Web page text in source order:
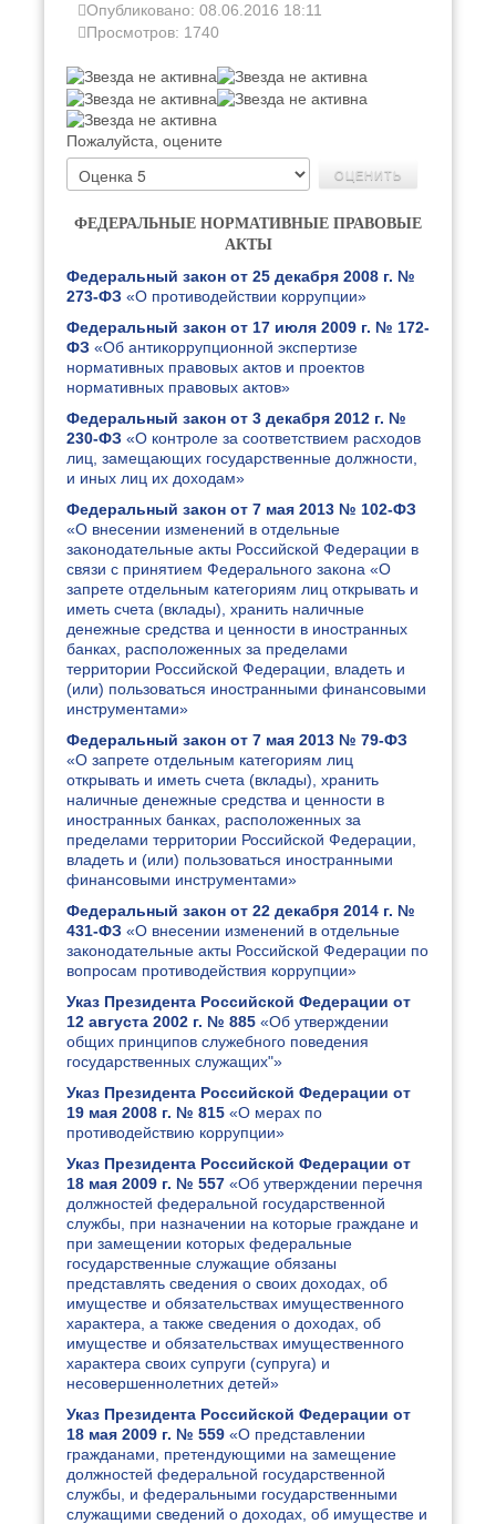
Опубликовано: 08.06.2016 18:11
Просмотров: 1740
Пожалуйста, оцените
ФЕДЕРАЛЬНЫЕ НОРМАТИВНЫЕ ПРАВОВЫЕ
АКТЫ
Федеральный закон от 25 декабря 2008 г. №
273-ФЗ «О противодействии коррупции»
Федеральный закон от 17 июля 2009 г. № 172-
ФЗ «Об антикоррупционной экспертизе
нормативных правовых актов и проектов
нормативных правовых актов»
Федеральный закон от 3 декабря 2012 г. №
230-ФЗ «О контроле за соответствием расходов
лиц, замещающих государственные должности,
и иных лиц их доходам»
Федеральный закон от 7 мая 2013 № 102-ФЗ
«О внесении изменений в отдельные
законодательные акты Российской Федерации в
связи с принятием Федерального закона «О
запрете отдельным категориям лиц открывать и
иметь счета (вклады), хранить наличные
денежные средства и ценности в иностранных
банках, расположенных за пределами
территории Российской Федерации, владеть и
(или) пользоваться иностранными финансовыми
инструментами»
Федеральный закон от 7 мая 2013 № 79-ФЗ
«О запрете отдельным категориям лиц
открывать и иметь счета (вклады), хранить
наличные денежные средства и ценности в
иностранных банках, расположенных за
пределами территории Российской Федерации,
владеть и (или) пользоваться иностранными
финансовыми инструментами»
Федеральный закон от 22 декабря 2014 г. №
431-ФЗ «О внесении изменений в отдельные
законодательные акты Российской Федерации по
вопросам противодействия коррупции»
Указ Президента Российской Федерации от
12 августа 2002 г. № 885 «Об утверждении
общих принципов служебного поведения
государственных служащих"»
Указ Президента Российской Федерации от
19 мая 2008 г. № 815 «О мерах по
противодействию коррупции»
Указ Президента Российской Федерации от
18 мая 2009 г. № 557 «Об утверждении перечня
должностей федеральной государственной
службы, при назначении на которые граждане и
при замещении которых федеральные
государственные служащие обязаны
представлять сведения о своих доходах, об
имуществе и обязательствах имущественного
характера, а также сведения о доходах, об
имуществе и обязательствах имущественного
характера своих супруги (супруга) и
несовершеннолетних детей»
Указ Президента Российской Федерации от
18 мая 2009 г. № 559 «О представлении
гражданами, претендующими на замещение
должностей федеральной государственной
службы, и федеральными государственными
служащими сведений о доходах, об имуществе и